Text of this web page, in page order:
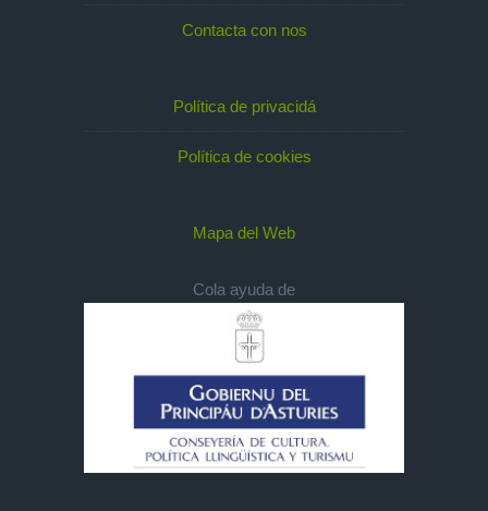
Contacta con nos
Política de privacidá
Política de cookies
Mapa del Web
Cola ayuda de